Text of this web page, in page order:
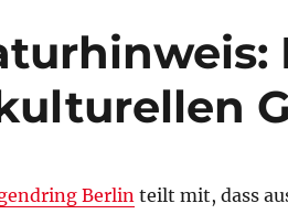
Berlinteilt mit, dass